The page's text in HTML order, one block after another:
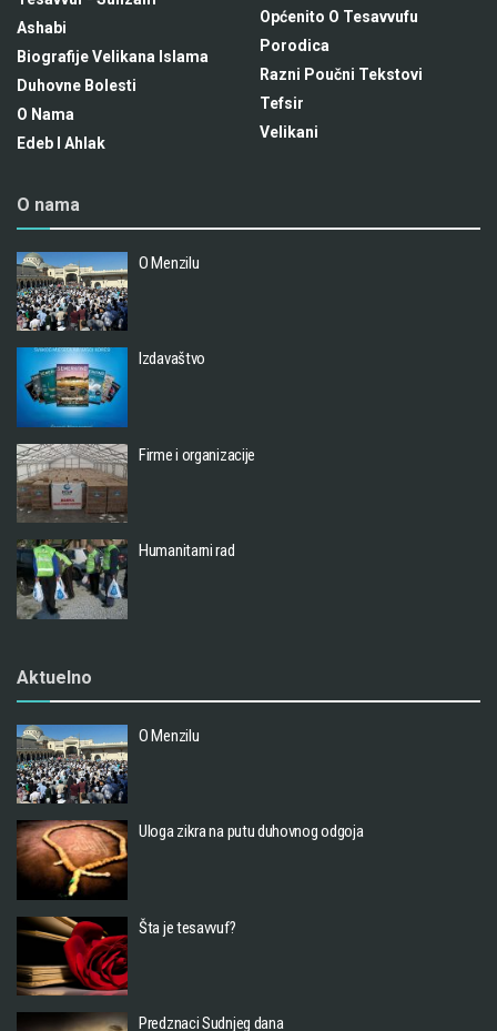
Ashabi
Biografije Velikana Islama
Duhovne Bolesti
O Nama
Edeb I Ahlak
Općenito O Tesavvufu
Porodica
Razni Poučni Tekstovi
Tefsir
Velikani
O nama
O Menzilu
Izdavaštvo
Firme i organizacije
Humanitarni rad
Aktuelno
O Menzilu
Uloga zikra na putu duhovnog odgoja
Šta je tesavvuf?
Predznaci Sudnjeg dana